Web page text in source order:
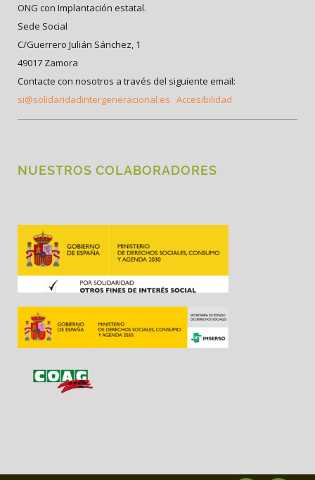
ONG con Implantación estatal.
Sede Social
C/Guerrero Julián Sánchez, 1
49017 Zamora
Contacte con nosotros a través del siguiente email:
si@solidaridadintergeneracional.es Accesibilidad
NUESTROS COLABORADORES